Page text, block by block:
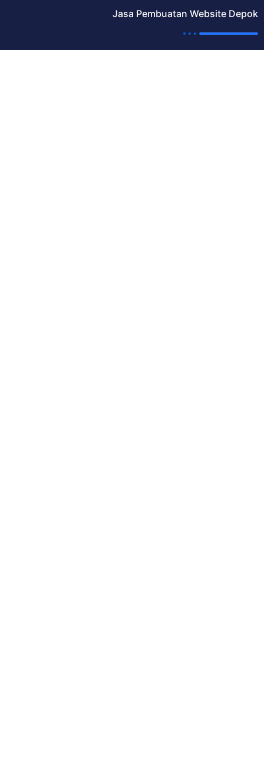
Jasa Pembuatan Website Depok